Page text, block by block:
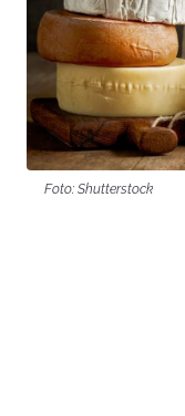
Foto: Shutterstock